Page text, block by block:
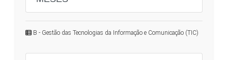
B - Gestão das Tecnologias da Informação e Comunicação (TIC)